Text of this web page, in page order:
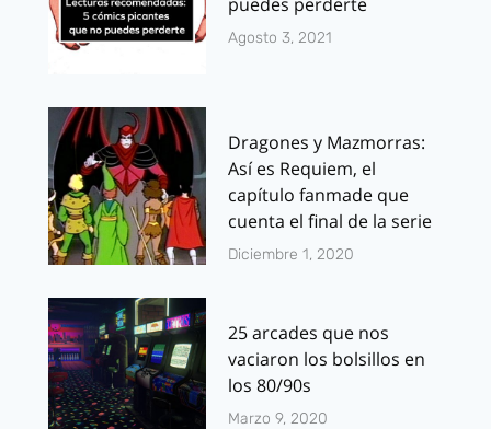
Agosto 3, 2021
Dragones y Mazmorras:
Así es Requiem, el
capítulo fanmade que
cuenta el final de la serie
Diciembre 1, 2020
25 arcades que nos
vaciaron los bolsillos en
los 80/90s
Marzo 9, 2020